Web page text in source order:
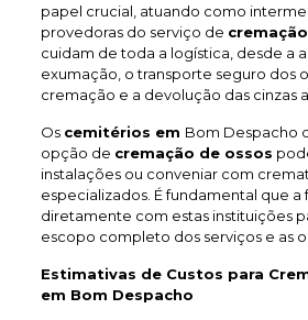
papel crucial, atuando como
provedoras do serviço de
cuidam de toda a logística, desde a
exumação, o transporte seguro dos
cremação e a devolução das cinzas
Os cemitérios em Bom Despacho
opção de cremação de ossos
instalações ou conveniar com
especializados. É fundamental que a
diretamente com estas instituições
escopo completo dos serviços e as
Estimativas de Custos para
em Bom Despacho